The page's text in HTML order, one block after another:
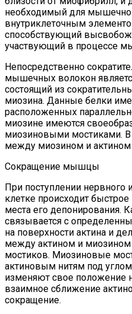
необходимый для
внутриклеточным
способствующий
участвующий в процессе
Непосредственно
мышечных волокон
состоящий из
миозина. Данные белки
расположенных
миозине имеются
миозиновыми мостиками. В
между миозином и актином
Сокращение мышцы
При поступлении
клетке происходит
места его депонирования.
связывается с
на поверхности актина и
между актином и
мостиков. Миозиновые
актиновым нитям под
изменяют свое положение
взаимное сближение
сокращение.